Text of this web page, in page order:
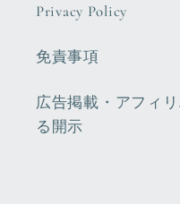
Privacy Policy
免責事項
広告掲載・アフィ
る開示